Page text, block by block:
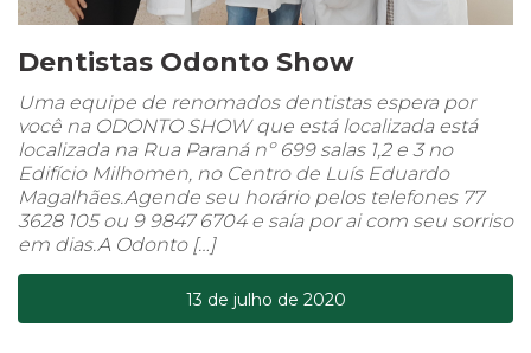
Dentistas Odonto Show
Uma equipe de renomados dentistas espera por
você na ODONTO SHOW que está localizada está
localizada na Rua Paraná nº 699 salas 1,2 e 3 no
Edifício Milhomen, no Centro de Luís Eduardo
Magalhães.Agende seu horário pelos telefones 77
3628 105 ou 9 9847 6704 e saía por ai com seu sorriso
em dias.A Odonto […]
13 de julho de 2020